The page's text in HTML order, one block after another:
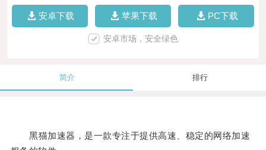
安卓下载 苹果下载 PC下载
安卓市场，安全绿色
简介 排行
黑猫加速器，是一款专注于提供高速、稳定的网络加速